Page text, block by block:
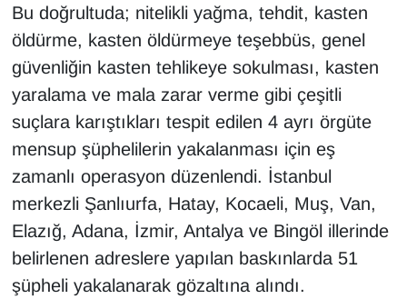
Bu doğrultuda; nitelikli yağma, tehdit, kasten
öldürme, kasten öldürmeye teşebbüs, genel
güvenliğin kasten tehlikeye sokulması, kasten
yaralama ve mala zarar verme gibi çeşitli
suçlara karıştıkları tespit edilen 4 ayrı örgüte
mensup şüphelilerin yakalanması için eş
zamanlı operasyon düzenlendi. İstanbul
merkezli Şanlıurfa, Hatay, Kocaeli, Muş, Van,
Elazığ, Adana, İzmir, Antalya ve Bingöl illerinde
belirlenen adreslere yapılan baskınlarda 51
şüpheli yakalanarak gözaltına alındı.
Resmi İlanlar
RÖPORTAJ
SAĞLIK
Seri İlan
Sinema - TV
SİYASET